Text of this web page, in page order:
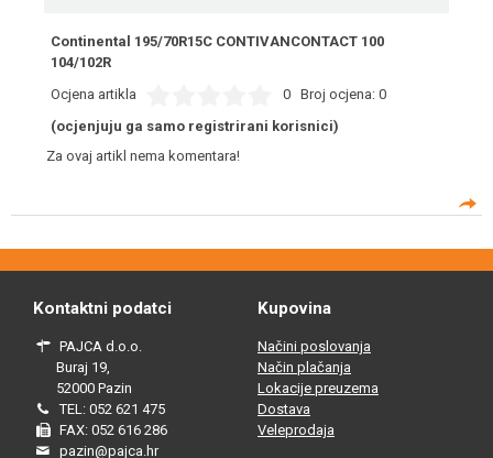
Continental 195/70R15C CONTIVANCONTACT 100
104/102R
Ocjena artikla
0 Broj ocjena: 0
(ocjenjuju ga samo registrirani korisnici)
Za ovaj artikl nema komentara!
Kontaktni podatci
PAJCA d.o.o.
Buraj 19,
52000 Pazin
TEL: 052 621 475
FAX: 052 616 286
pazin@pajca.hr
Kupovina
Načini poslovanja
Način plačanja
Lokacije preuzema
Dostava
Veleprodaja